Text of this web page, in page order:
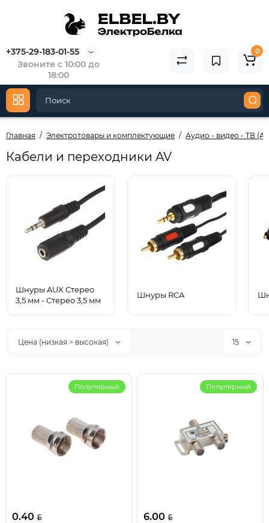
+375-29-183-01-55
Звоните с 10:00 до
18:00
0
Главная Электротовары и комплектующие Аудио - видео - ТВ
Кабели и переходники AV
Шнуры AUX Стерео
3,5 мм - Стерео 3,5 мм
Шнуры RCA
Цена (низкая > высокая) 15
Популярный
0.40
Популярный
6.00